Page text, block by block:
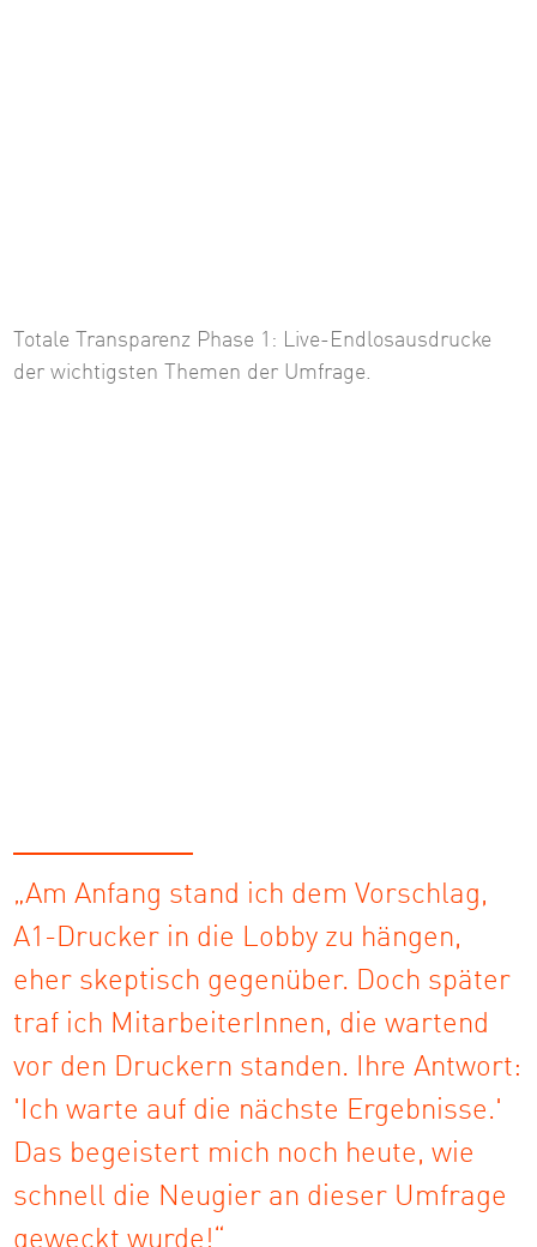
Totale Transparenz Phase 1: Live-Endlosausdrucke
der wichtigsten Themen der Umfrage.
„Am Anfang stand ich dem Vorschlag,
A1-Drucker in die Lobby zu hängen,
eher skeptisch gegenüber. Doch später
traf ich MitarbeiterInnen, die wartend
vor den Druckern standen. Ihre Antwort:
'Ich warte auf die nächste Ergebnisse.'
Das begeistert mich noch heute, wie
schnell die Neugier an dieser Umfrage
geweckt wurde!“